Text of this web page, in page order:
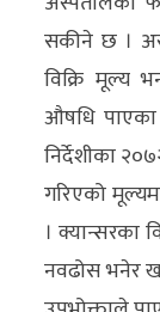
सकीने छ ।
विक्रि मूल्य
औषधि
निर्देशीका
गरिएको
। क्यान्सरका
नवढोस भनेर